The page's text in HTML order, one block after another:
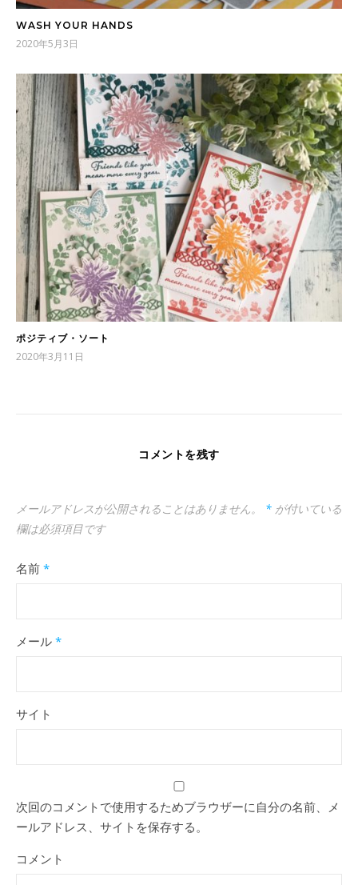
WASH YOUR HANDS
2020年5月3日
ポジティブ・ソート
2020年3月11日
コメントを残す
メールアドレスが公開されることはありません。 * が付いている
欄は必須項目です
名前 *
メール *
サイト
次回のコメントで使用するためブラウザーに自分の名前、メ
ールアドレス、サイトを保存する。
コメント